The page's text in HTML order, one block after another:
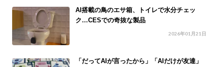
AI搭載の鳥のエサ箱、トイレで水分チェッ
ク…CESでの奇抜な製品
2026年01月21日
「だってAIが言ったから」「AIだけが友達」